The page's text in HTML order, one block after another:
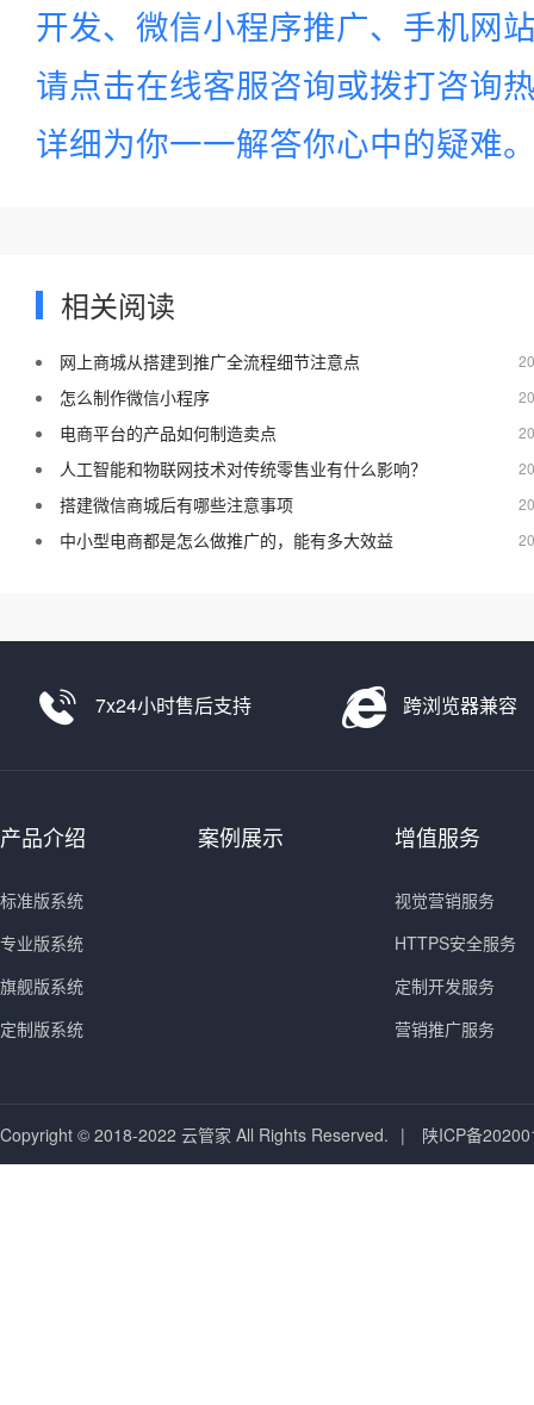
开发、微信小程序推广、手机网
请点击在线客服咨询或拨打咨询
详细为你一一解答你心中的疑难
相关阅读
网上商城从搭建到推广全流程细节注意点
怎么制作微信小程序
电商平台的产品如何制造卖点
人工智能和物联网技术对传统零售业有什么影响？
搭建微信商城后有哪些注意事项
中小型电商都是怎么做推广的，能有多大效益
7x24小时售后支持 跨浏览器兼容
产品介绍
标准版系统
专业版系统
旗舰版系统
定制版系统
案例展示 增值服务
视觉营销服务
HTTPS安全服务
定制开发服务
营销推广服务
Copyright © 2018-2022 云管家 All Rights Reserved. | 陕ICP备